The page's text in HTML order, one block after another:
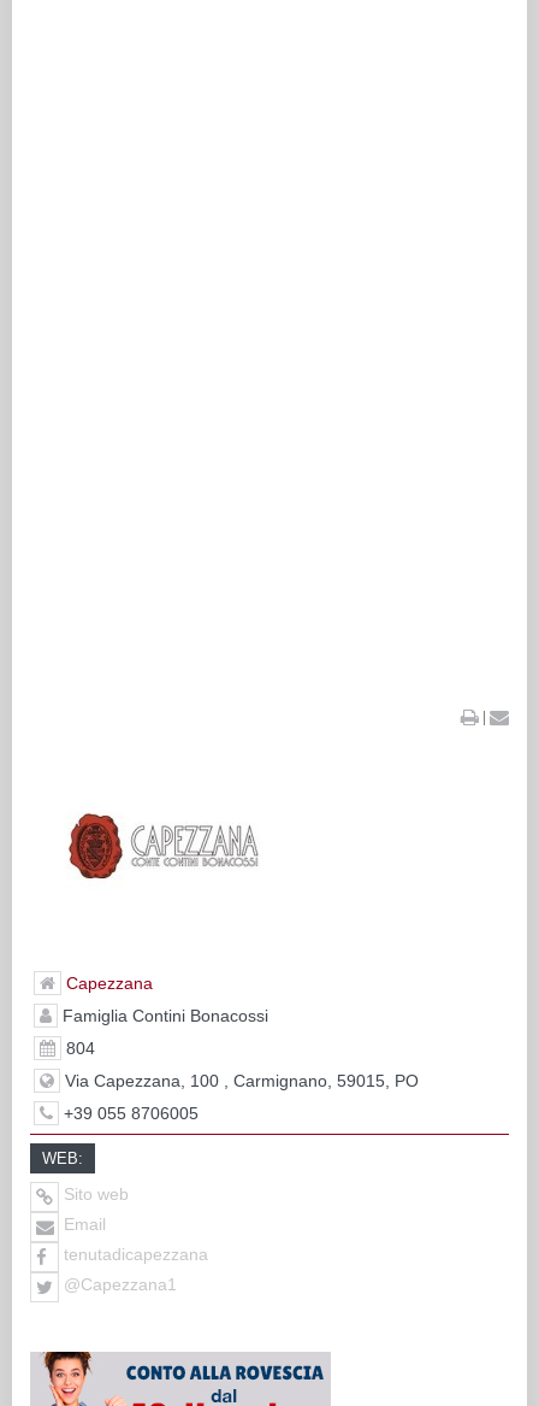
|
Capezzana
Famiglia Contini Bonacossi
804
Via Capezzana, 100 , Carmignano, 59015, PO
+39 055 8706005
WEB:
Sito web
Email
tenutadicapezzana
@Capezzana1